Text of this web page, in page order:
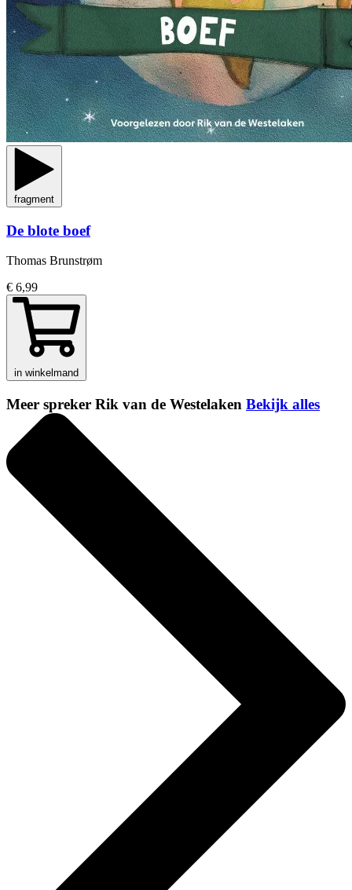
fragment
De blote boef
Thomas Brunstrøm
€ 6,99
in winkelmand
Meer spreker Rik van de Westelaken Bekijk alles